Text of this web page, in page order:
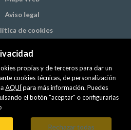
propias y de terceros para dar un
cookies técnicas, de personalización
AQUÍ para más información. Puedes
el botón "aceptar" o configurarlas
Rechazar todas
Aviso legal
de cookies